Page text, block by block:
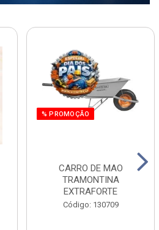
% PROMOÇÃO
CARRO DE MAO
TRAMONTINA
EXTRAFORTE
Código: 130709